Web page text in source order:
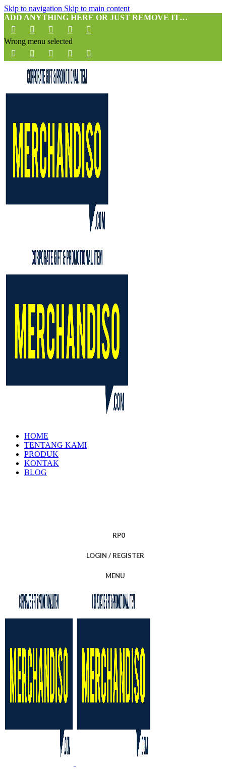
Skip to navigation Skip to main content
ADD ANYTHING HERE OR JUST REMOVE IT…
Wrong menu selected
HOME
TENTANG KAMI
PRODUK
KONTAK
BLOG
RP0
LOGIN / REGISTER
MENU